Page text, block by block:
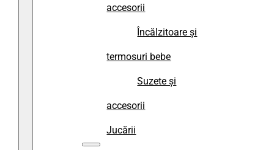
accesorii
Încălzitoare și
termosuri bebe
Suzete și
accesorii
Jucării